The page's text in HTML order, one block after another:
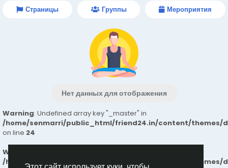
Страницы Группы Мероприятия
Нет данных для отображения
Warning: Undefined array key "_master" in
/home/senmarri/public_html/friend24.in/content/themes/
on line 24
Warning
/home/senmarri/public_html/friend24.in/content/themes/